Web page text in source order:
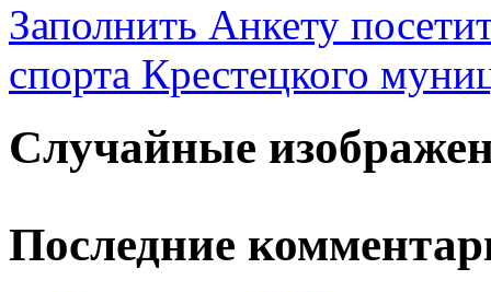
Заполнить Анкету
спорта Крестецкого
Случайные
Последние